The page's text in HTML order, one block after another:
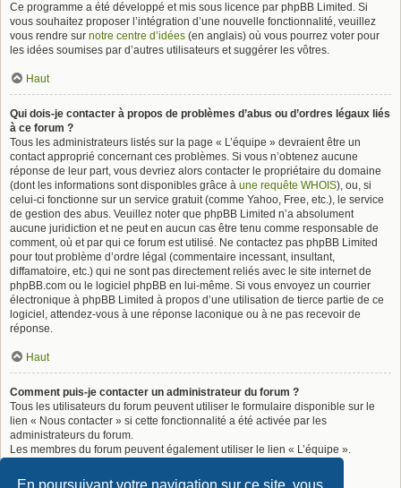
En poursuivant votre navigation sur ce site, vous
Ce programme a été développé et mis sous licence par phpBB Limited. Si
vous souhaitez proposer l’intégration d’une nouvelle fonctionnalité, veuillez
vous rendre sur notre centre d’idées (en anglais) où vous pourrez voter pour
les idées soumises par d’autres utilisateurs et suggérer les vôtres.
Haut
Qui dois-je contacter à propos de problèmes d’abus ou d’ordres légaux liés
à ce forum ?
Tous les administrateurs listés sur la page « L’équipe » devraient être un
contact approprié concernant ces problèmes. Si vous n’obtenez aucune
réponse de leur part, vous devriez alors contacter le propriétaire du domaine
(dont les informations sont disponibles grâce à une requête WHOIS), ou, si
celui-ci fonctionne sur un service gratuit (comme Yahoo, Free, etc.), le service
de gestion des abus. Veuillez noter que phpBB Limited n’a absolument
aucune juridiction et ne peut en aucun cas être tenu comme responsable de
comment, où et par qui ce forum est utilisé. Ne contactez pas phpBB Limited
pour tout problème d’ordre légal (commentaire incessant, insultant,
diffamatoire, etc.) qui ne sont pas directement reliés avec le site internet de
phpBB.com ou le logiciel phpBB en lui-même. Si vous envoyez un courrier
électronique à phpBB Limited à propos d’une utilisation de tierce partie de ce
logiciel, attendez-vous à une réponse laconique ou à ne pas recevoir de
réponse.
Haut
Comment puis-je contacter un administrateur du forum ?
Tous les utilisateurs du forum peuvent utiliser le formulaire disponible sur le
lien « Nous contacter » si cette fonctionnalité a été activée par les
administrateurs du forum.
Les membres du forum peuvent également utiliser le lien « L’équipe ».